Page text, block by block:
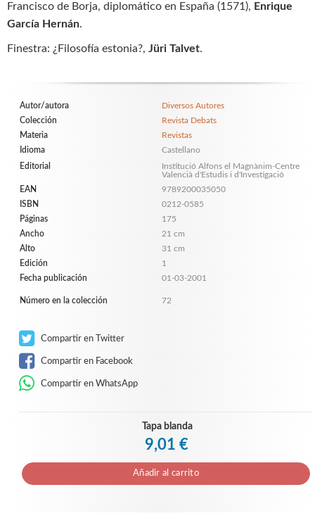
Francisco de Borja, diplomático en España (1571), Enrique
García Hernán.
Finestra: ¿Filosofía estonia?, Jüri Talvet.
Autor/autora
Diversos Autores
Colección
Revista Debats
Materia
Revistas
Idioma
Castellano
Editorial
Institució Alfons el Magnànim-Centre
Valencià d'Estudis i d'Investigació
EAN
9789200035050
ISBN
0212-0585
Páginas
175
Ancho
21 cm
Alto
31 cm
Edición
1
Fecha publicación
01-03-2001
Número en la colección 72
Compartir en Twitter
Compartir en Facebook
Compartir en WhatsApp
Tapa blanda
9,01 €
Añadir al carrito